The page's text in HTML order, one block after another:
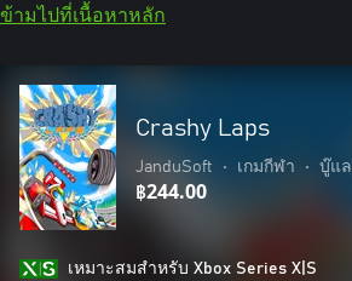
ข้ามไปที่เนื้อหาหลัก
Crashy Laps
JanduSoft • เกมกีฬา • บู๊แ
฿244.00
เหมาะสมสําหรับ Xbox Series X|S